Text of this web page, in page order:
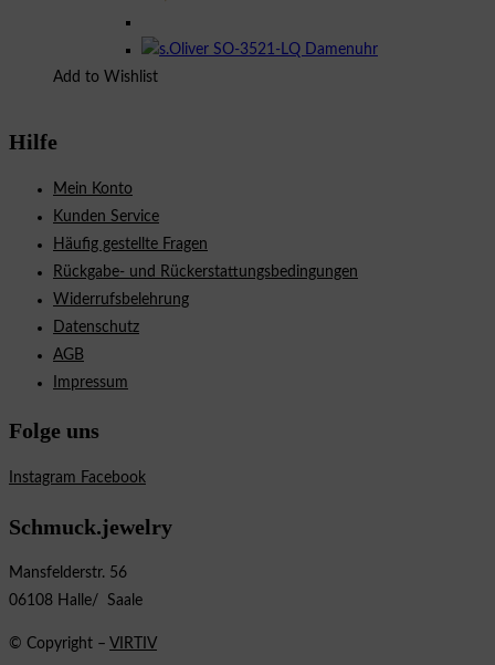
Add to Wishlist
Hilfe
Mein Konto
Kunden Service
Häufig gestellte Fragen
Rückgabe- und Rückerstattungsbedingungen
Widerrufsbelehrung
Datenschutz
AGB
Impressum
Folge uns
Instagram Facebook
Schmuck.jewelry
Mansfelderstr. 56
06108 Halle/ Saale
© Copyright – VIRTIV